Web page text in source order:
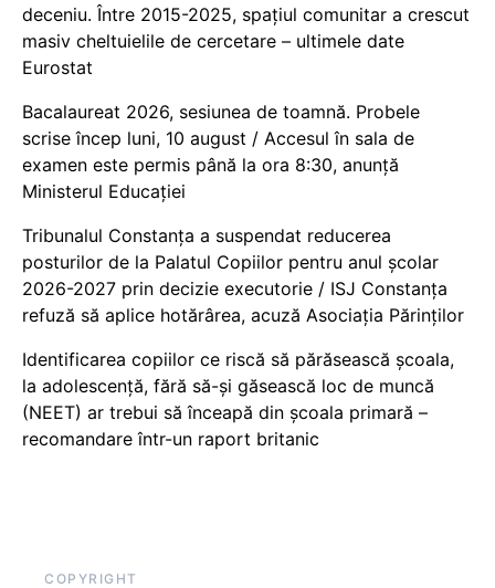
deceniu. Între 2015-2025, spațiul comunitar a crescut
masiv cheltuielile de cercetare – ultimele date
Eurostat
Bacalaureat 2026, sesiunea de toamnă. Probele
scrise încep luni, 10 august / Accesul în sala de
examen este permis până la ora 8:30, anunță
Ministerul Educației
Tribunalul Constanța a suspendat reducerea
posturilor de la Palatul Copiilor pentru anul școlar
2026-2027 prin decizie executorie / ISJ Constanța
refuză să aplice hotărârea, acuză Asociația Părinților
Identificarea copiilor ce riscă să părăsească școala,
la adolescență, fără să-și găsească loc de muncă
(NEET) ar trebui să înceapă din școala primară –
recomandare într-un raport britanic
COPYRIGHT